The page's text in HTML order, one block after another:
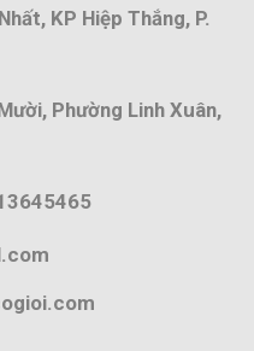
KP Hiệp Thắng, P.
Phường Linh Xuân,